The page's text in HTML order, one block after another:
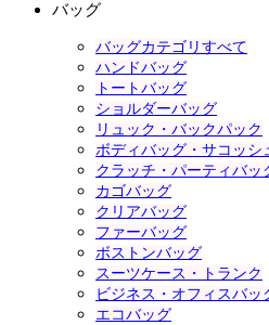
バッグ
バッグカテゴリすべて
ハンドバッグ
トートバッグ
ショルダーバッグ
リュック・バックパック
ボディバッグ・サコッシ
クラッチ・パーティバッ
カゴバッグ
クリアバッグ
ファーバッグ
ボストンバッグ
スーツケース・トランク
ビジネス・オフィスバッ
エコバッグ